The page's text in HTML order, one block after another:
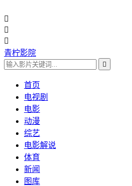



青柠影院

首页
电视剧
电影
动漫
综艺
电影解说
体育
新闻
图库